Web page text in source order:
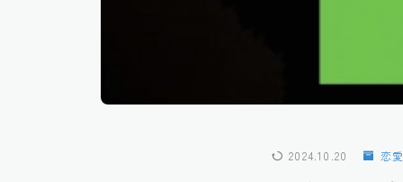
2024.10.20 恋